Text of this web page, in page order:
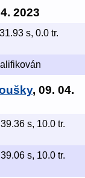
2023
s, 0.0 tr.
, 09. 04.
s, 10.0 tr.
s, 10.0 tr.